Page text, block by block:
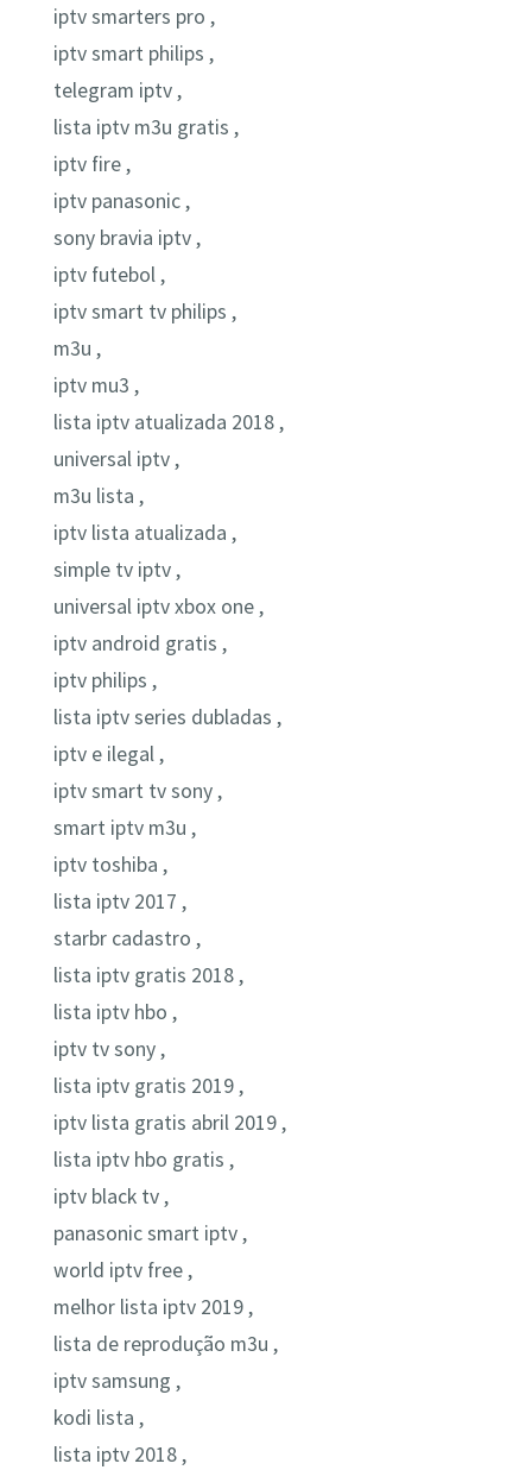
iptv smarters pro ,
iptv smart philips ,
telegram iptv ,
lista iptv m3u gratis ,
iptv fire ,
iptv panasonic ,
sony bravia iptv ,
iptv futebol ,
iptv smart tv philips ,
m3u ,
iptv mu3 ,
lista iptv atualizada 2018 ,
universal iptv ,
m3u lista ,
iptv lista atualizada ,
simple tv iptv ,
universal iptv xbox one ,
iptv android gratis ,
iptv philips ,
lista iptv series dubladas ,
iptv e ilegal ,
iptv smart tv sony ,
smart iptv m3u ,
iptv toshiba ,
lista iptv 2017 ,
starbr cadastro ,
lista iptv gratis 2018 ,
lista iptv hbo ,
iptv tv sony ,
lista iptv gratis 2019 ,
iptv lista gratis abril 2019 ,
lista iptv hbo gratis ,
iptv black tv ,
panasonic smart iptv ,
world iptv free ,
melhor lista iptv 2019 ,
lista de reprodução m3u ,
iptv samsung ,
kodi lista ,
lista iptv 2018 ,